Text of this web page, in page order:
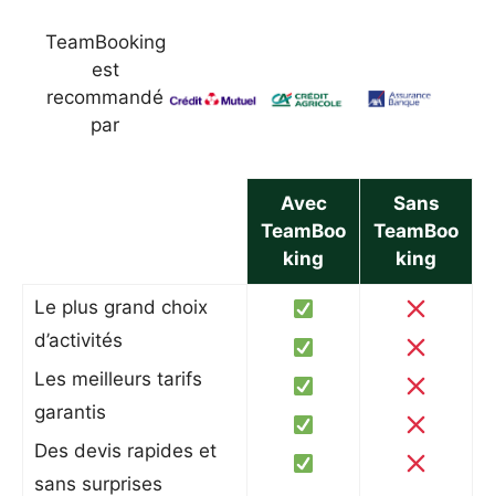
TeamBooking
est
recommandé
par
Avec
TeamBoo
king
Sans
TeamBoo
king
Le plus grand choix
d’activités
Les meilleurs tarifs
garantis
Des devis rapides et
sans surprises